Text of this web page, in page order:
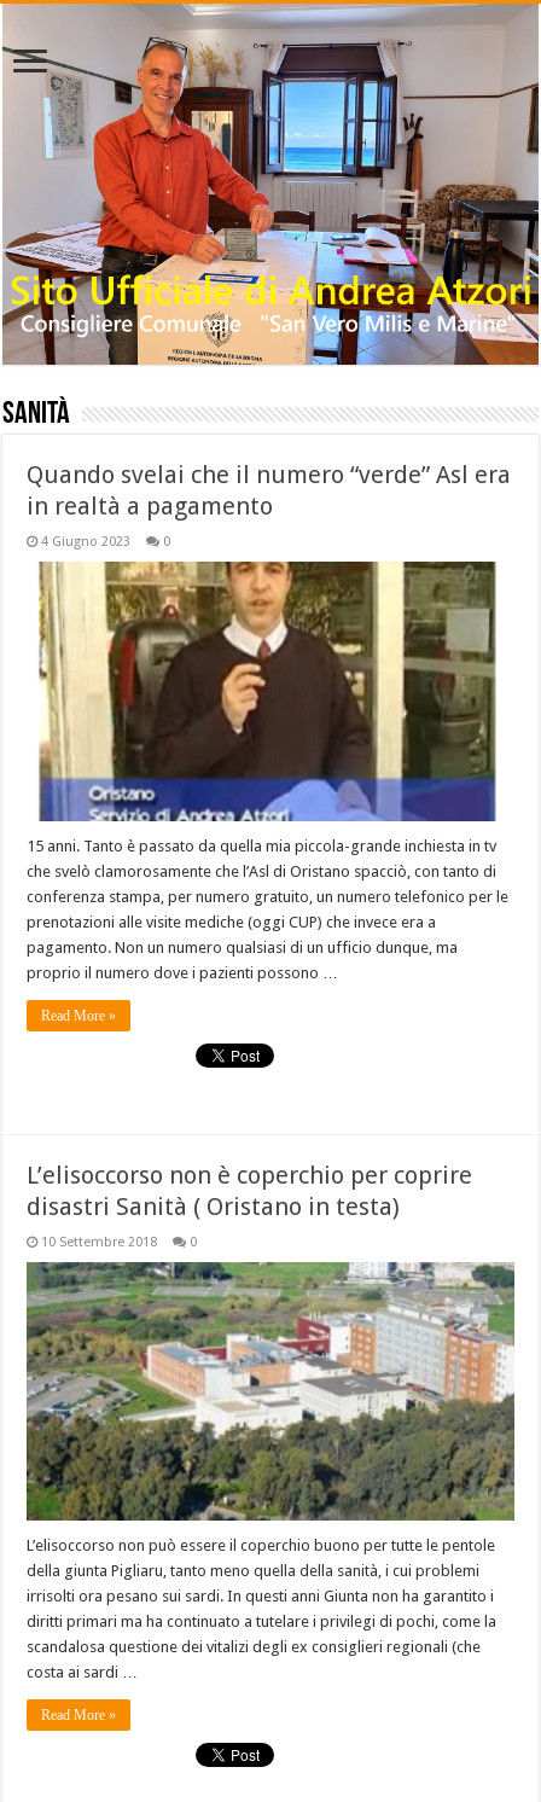
Sanità
Quando svelai che il numero “verde” Asl era
in realtà a pagamento
4 Giugno 2023 0
15 anni. Tanto è passato da quella mia piccola-grande inchiesta in tv
che svelò clamorosamente che l’Asl di Oristano spacciò, con tanto di
conferenza stampa, per numero gratuito, un numero telefonico per le
prenotazioni alle visite mediche (oggi CUP) che invece era a
pagamento. Non un numero qualsiasi di un ufficio dunque, ma
proprio il numero dove i pazienti possono …
Read More »
L’elisoccorso non è coperchio per coprire
disastri Sanità ( Oristano in testa)
10 Settembre 2018 0
L’elisoccorso non può essere il coperchio buono per tutte le pentole
della giunta Pigliaru, tanto meno quella della sanità, i cui problemi
irrisolti ora pesano sui sardi. In questi anni Giunta non ha garantito i
diritti primari ma ha continuato a tutelare i privilegi di pochi, come la
scandalosa questione dei vitalizi degli ex consiglieri regionali (che
costa ai sardi …
Read More »